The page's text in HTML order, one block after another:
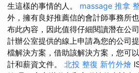
生這樣的事情的人。 massage 推拿
外，擁有良好推薦信的會計師事務所
布此內容，因此值得仔細閱讀潛在公
計辦公室提供的線上申請為您的公司
檔解決方案，借助該解決方案，您可
計和薪資文件。 北投 整復 新竹外燴